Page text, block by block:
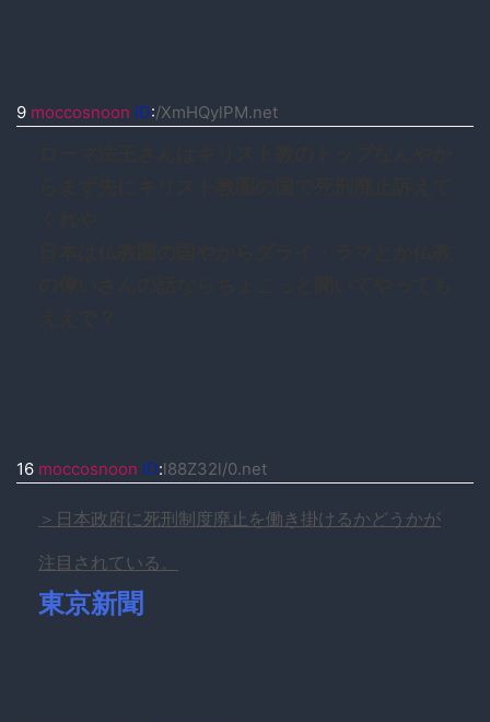
9 moccosnoon ID:/XmHQylPM.net
16 moccosnoon ID:l88Z32l/0.net
＞日本政府に死刑制度廃止を働き掛けるかどうかが
注目されている。
東京新聞